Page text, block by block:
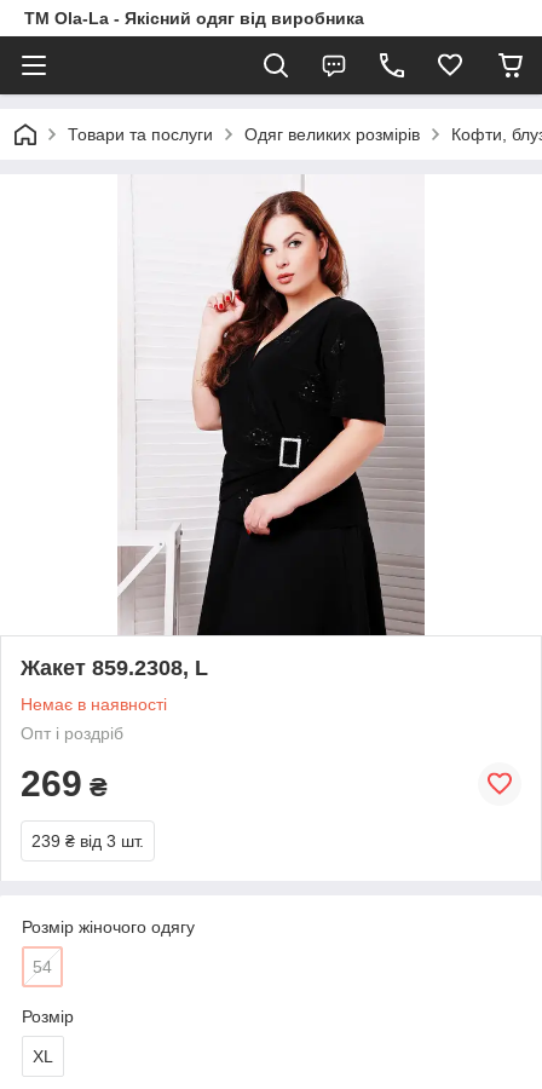
TM Ola-La - Якісний одяг від виробника
Товари та послуги Одяг великих розмірів Кофти,
Жакет 859.2308, L
Немає в наявності
Опт і роздріб
269 ₴
239 ₴ від 3 шт.
Розмір жіночого одягу
54
Розмір
XL